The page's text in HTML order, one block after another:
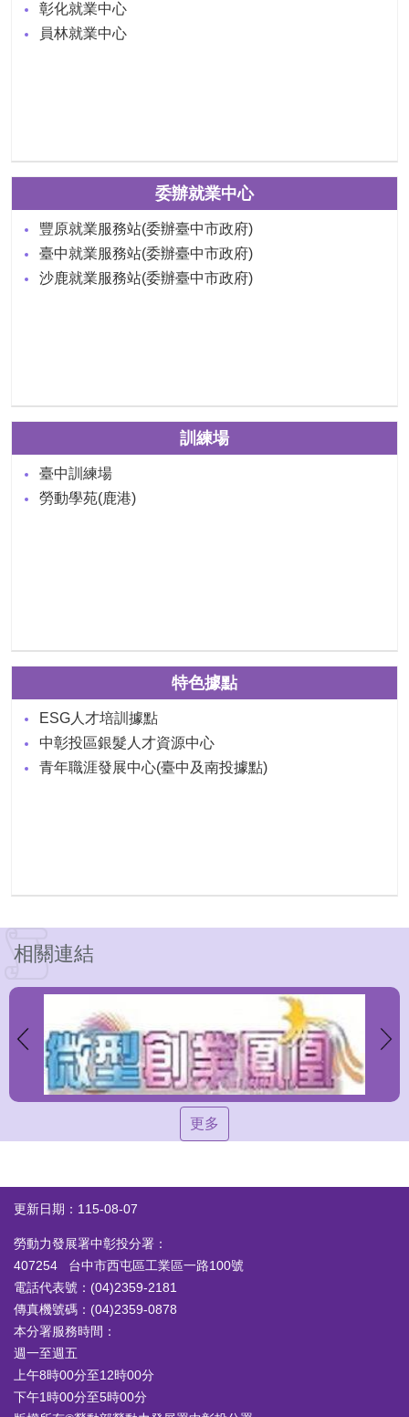
彰化就業中心
員林就業中心
委辦就業中心
豐原就業服務站(委辦臺中市政府)
臺中就業服務站(委辦臺中市政府)
沙鹿就業服務站(委辦臺中市政府)
訓練場
臺中訓練場
勞動學苑(鹿港)
特色據點
ESG人才培訓據點
中彰投區銀髮人才資源中心
青年職涯發展中心(臺中及南投據點)
相關連結
更多
更新日期：115-08-07
勞動力發展署中彰投分署：
407254 台中市西屯區工業區一路100號
電話代表號：(04)2359-2181
傳真機號碼：(04)2359-0878
本分署服務時間：
週一至週五
上午8時00分至12時00分
下午1時00分至5時00分